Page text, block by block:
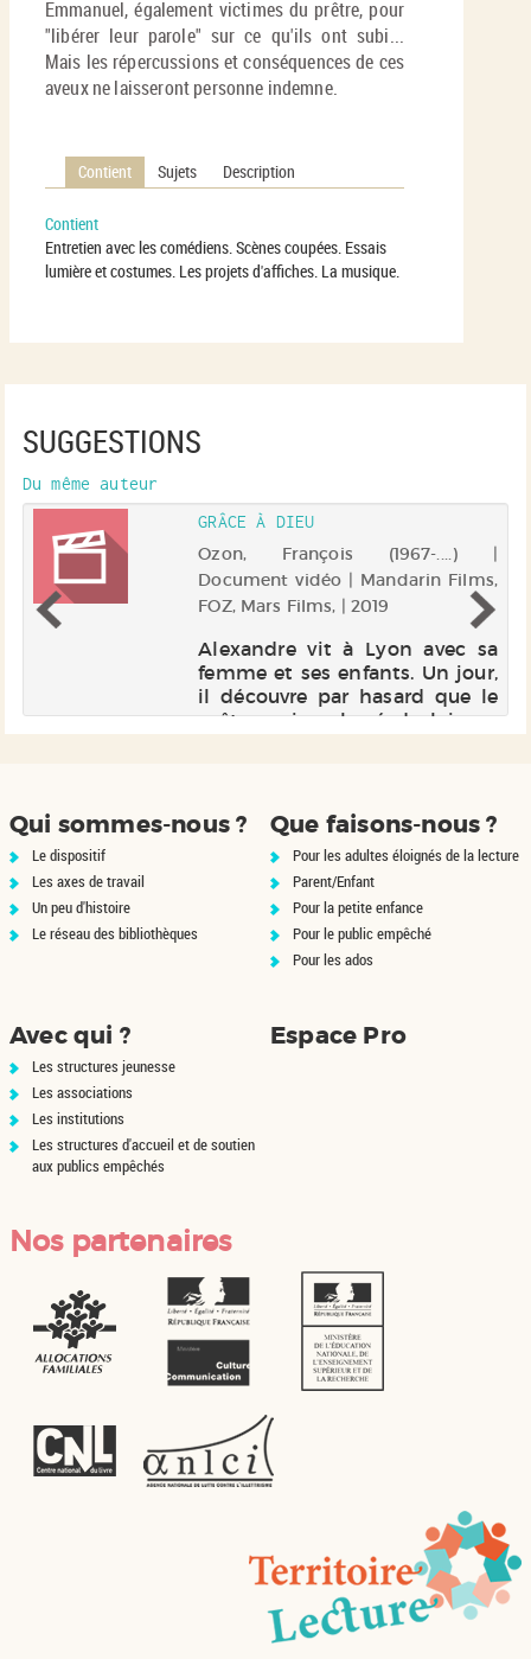
Emmanuel, également victimes du prêtre, pour
"libérer leur parole" sur ce qu'ils ont subi...
Mais les répercussions et conséquences de ces
aveux ne laisseront personne indemne.
Contient Sujets Description
Contient
Entretien avec les comédiens. Scènes coupées. Essais
lumière et costumes. Les projets d'affiches. La musique.
SUGGESTIONS
Du même auteur
GRÂCE À DIEU
Ozon, François (1967-....) |
Document vidéo | Mandarin Films,
FOZ, Mars Films, | 2019
Alexandre vit à Lyon avec sa
femme et ses enfants. Un jour,
il découvre par hasard que le
prêtre qui a abusé de lui aux
François et ...
Qui sommes-nous ?
Le dispositif
Les axes de travail
Un peu d'histoire
Le réseau des bibliothèques
Que faisons-nous ?
Pour les adultes éloignés de la lecture
Parent/Enfant
Pour la petite enfance
Pour le public empêché
Pour les ados
Avec qui ?
Les structures jeunesse
Les associations
Les institutions
Les structures d'accueil et de soutien
aux publics empêchés
Espace Pro
Nos partenaires